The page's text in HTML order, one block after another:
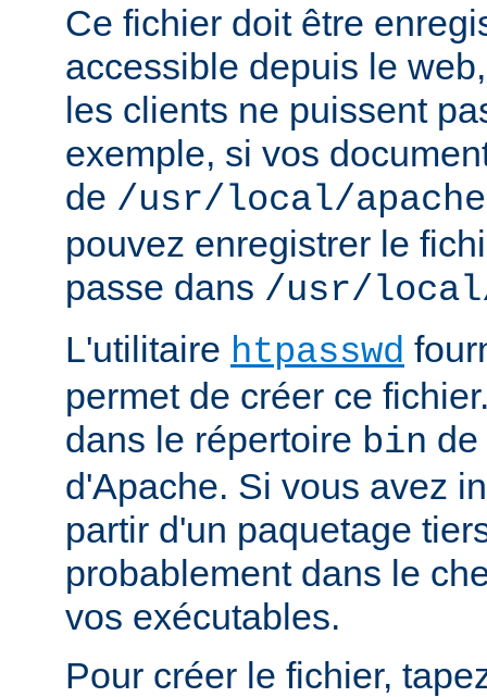
Ce fichier doit être
accessible depuis le
les clients ne puissent
exemple, si vos
de /usr/local/
pouvez enregistrer le
passe dans /usr/local/
L'utilitaire htpasswd
permet de créer ce
dans le répertoire bin
d'Apache. Si vous avez
partir d'un paquetage
probablement dans le
vos exécutables.
Pour créer le fichier,